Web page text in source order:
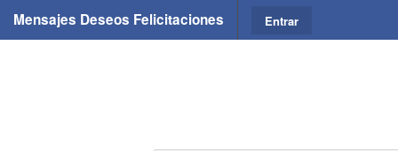
Mensajes Deseos Felicitaciones Entrar